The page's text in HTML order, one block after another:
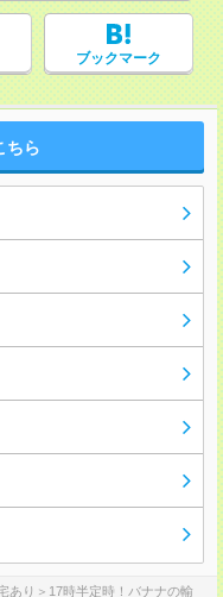
ブックマーク
ちら
あり＞17時半定時！バナナの輸